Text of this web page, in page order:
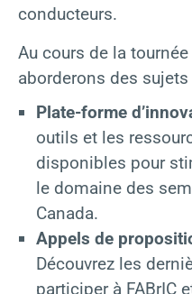
conducteurs.
Au cours de la
aborderons des
Plate-forme
outils et les
disponibles pour
le domaine des
Canada.
Appels de
Découvrez les
participer à FABrIC